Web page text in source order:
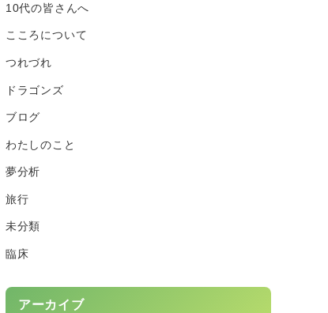
10代の皆さんへ
こころについて
つれづれ
ドラゴンズ
ブログ
わたしのこと
夢分析
旅行
未分類
臨床
アーカイブ